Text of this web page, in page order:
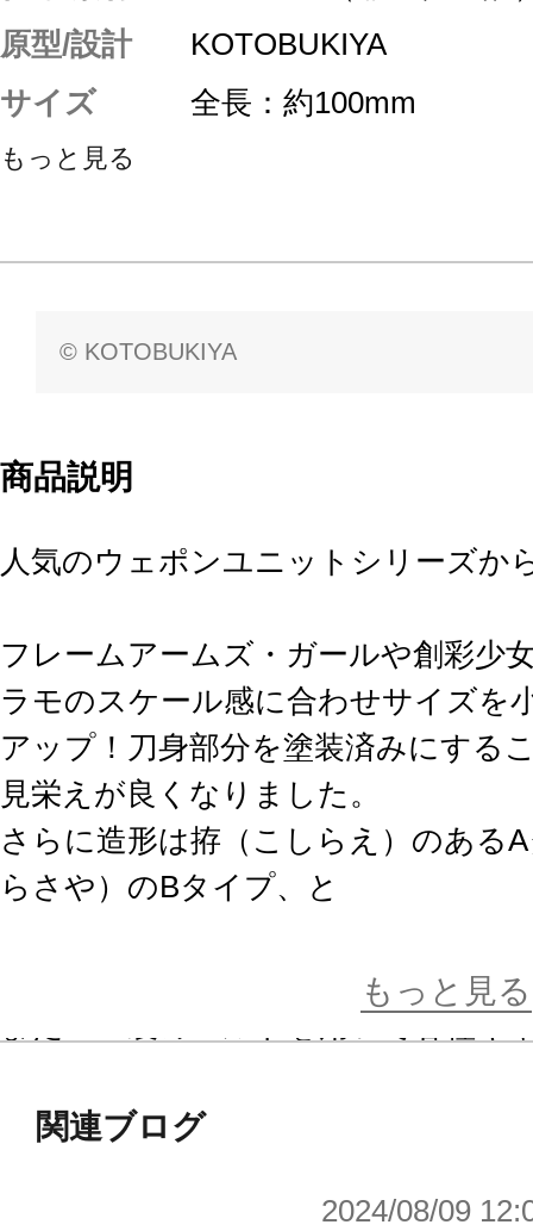
原型/設計
KOTOBUKIYA
サイズ
全長：約100mm
もっと見る
© KOTOBUKIYA
商品説明
人気のウェポンユニットシリーズか
フレームアームズ・ガールや創彩少
ラモのスケール感に合わせサイズを
アップ！刀身部分を塗装済みにする
見栄えが良くなりました。
さらに造形は拵（こしらえ）のある
らさや）のBタイプ、と
を別々に造形することで美しいシル
※Aタイプはブラック、Bタイプは
もっと見る
関連ブログ
2024/08/09